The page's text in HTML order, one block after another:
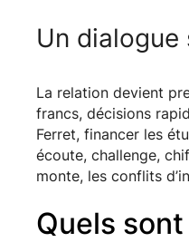
Un
La relation devient
francs, décisions
Ferret, financer les
écoute, challenge,
monte, les conflits
Quels